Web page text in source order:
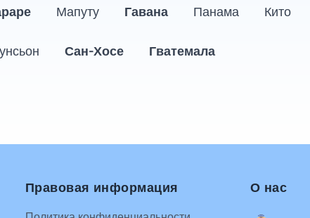
Мапуту Гавана Панама Кито
Сан-Хосе Гватемала
Правовая информация О нас